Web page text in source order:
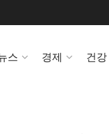
스 경제 건강